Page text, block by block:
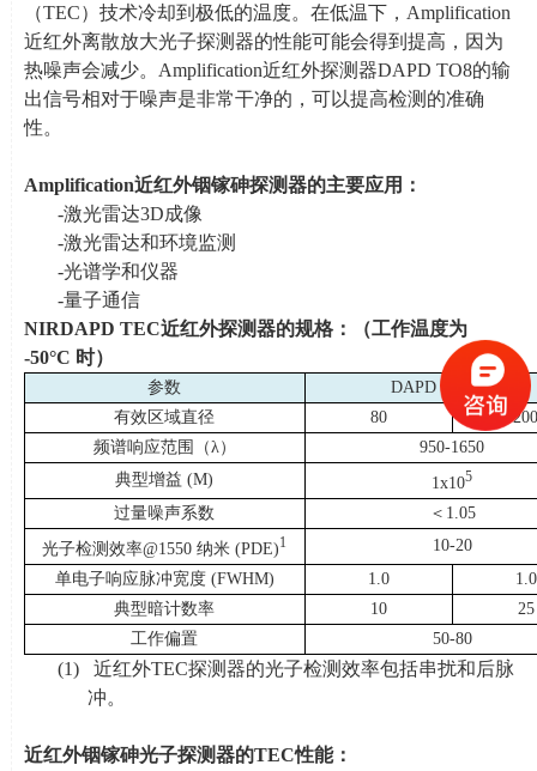
（TEC）技术冷却到极低的温度。在低温下， Amplification
近红外离散放大光子探测器的性能可能会得到提高，因为
热噪声会减少。 Amplification近红外探测器DAPD TO8的输
出信号相对于噪声是非常干净的，可以提高检测的准确
性。
Amplification近红外铟镓砷探测器的主要应用：
-激光雷达3D成像
-激光雷达和环境监测
-光谱学和仪器
-量子通信
NIRDAPD TEC近红外探测器的规格：（工作温度为
-50°C 时）
参数
DAPD TO8 series
有效区域直径
80
频谱响应范围（λ ）
950-1650
典型增益 (M) 1x105
过量噪声系数 ＜ 1.05
光子检测效率@1550纳米 (PDE)1
10-20
单电子响应脉冲宽度(FWHM) 1.0
1.0
典型暗计数率
10
25
工作偏置
50-80
(1) 近红外TEC探测器的光子检测效率包括串扰和后脉
冲。
近红外铟镓砷光子探测器的TEC性能：